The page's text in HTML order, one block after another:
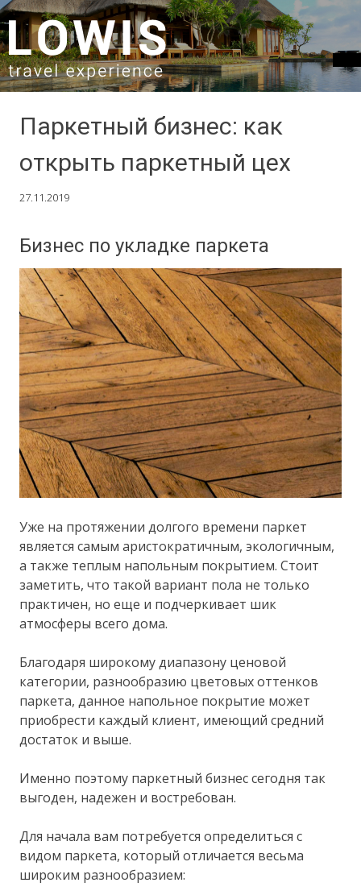
SKIP TO CONTENT
Паркетный бизнес: как
открыть паркетный цех
27.11.2019
Бизнес по укладке паркета
Уже на протяжении долгого времени паркет
является самым аристократичным, экологичным,
а также теплым напольным покрытием. Стоит
заметить, что такой вариант пола не только
практичен, но еще и подчеркивает шик
атмосферы всего дома.
Благодаря широкому диапазону ценовой
категории, разнообразию цветовых оттенков
паркета, данное напольное покрытие может
приобрести каждый клиент, имеющий средний
достаток и выше.
Именно поэтому паркетный бизнес сегодня так
выгоден, надежен и востребован.
Для начала вам потребуется определиться с
видом паркета, который отличается весьма
широким разнообразием: